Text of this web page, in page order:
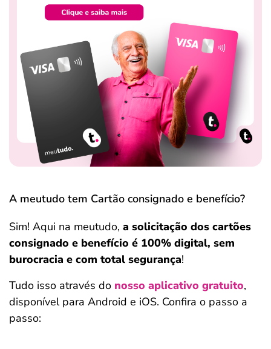
A meutudo tem Cartão consignado e benefício?
Sim! Aqui na meutudo, a solicitação dos cartões
consignado e benefício é 100% digital, sem
burocracia e com total segurança!
Tudo isso através do nosso aplicativo gratuito,
disponível para Android e iOS. Confira o passo a
passo: